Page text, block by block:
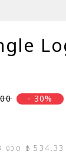
- 30%
งวด ฿ 534.33